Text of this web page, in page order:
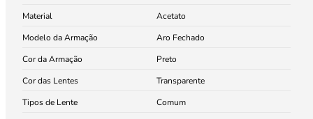
Material
Acetato
Modelo da Armação
Aro Fechado
Cor da Armação
Preto
Cor das Lentes
Transparente
Tipos de Lente
Comum